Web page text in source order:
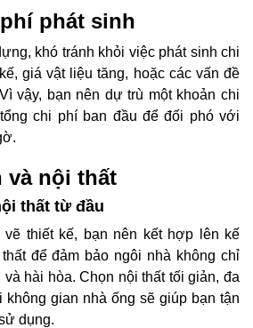
phát sinh
khó tránh khỏi việc phát sinh chi
giá vật liệu tăng, hoặc các vấn đề
vậy, bạn nên dự trù một khoản chi
chi phí ban đầu để đối phó với
và nội thất
thất từ đầu
thiết kế, bạn nên kết hợp lên kế
để đảm bảo ngôi nhà không chỉ
hài hòa. Chọn nội thất tối giản, đa
gian nhà ống sẽ giúp bạn tận
dụng.